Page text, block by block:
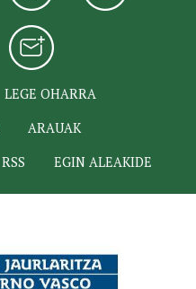
LEGE OHARRA
ARAUAK
RSS EGIN ALEAKIDE